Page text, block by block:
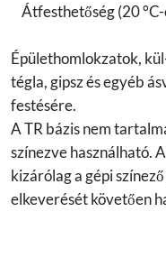
Átfesthetőség (20
Épülethomlokzatok,
tégla, gipsz és egyéb
festésére.
A TR bázis nem
színezve használható.
kizárólag a gépi
elkeverését követően